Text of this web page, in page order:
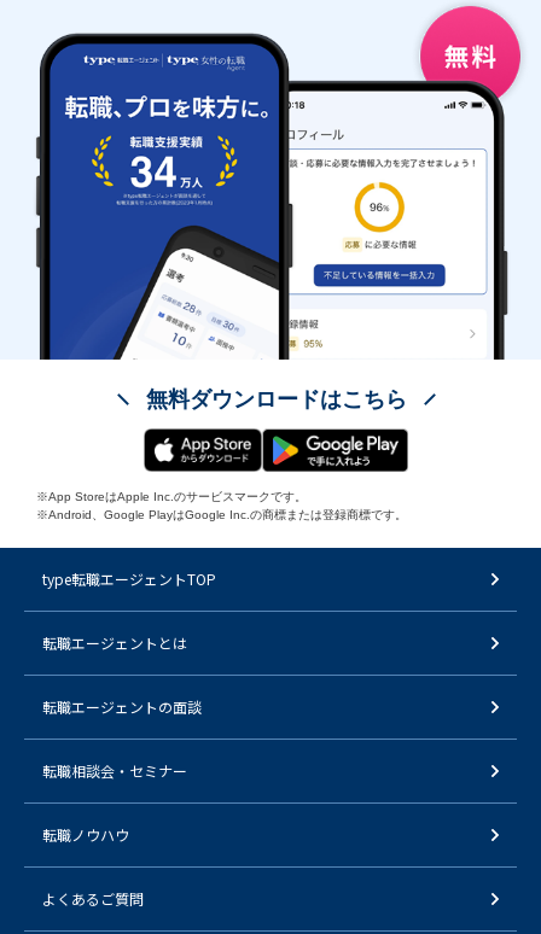
無料ダウンロードはこちら
※App StoreはApple Inc.のサービスマークです。
※Android、Google PlayはGoogle Inc.の商標または登録商標です。
type転職エージェントTOP
転職エージェントとは
転職エージェントの面談
転職相談会・セミナー
転職ノウハウ
よくあるご質問